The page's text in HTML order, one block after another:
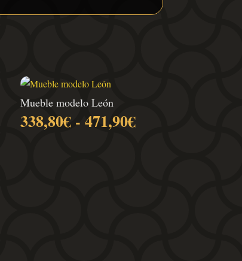
Mueble modelo León
338,80€ - 471,90€Rango